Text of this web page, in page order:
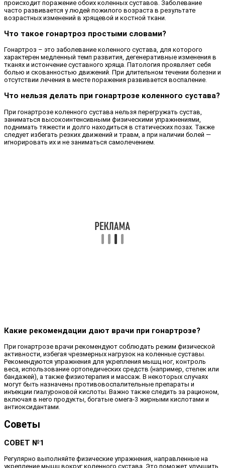
происходит поражение обоих коленных суставов. Заболевание
часто развивается у людей пожилого возраста в результате
возрастных изменений в хрящевой и костной ткани.
Что такое гонартроз простыми словами?
Гонартроз – это заболевание коленного сустава, для которого
характерен медленный темп развития, дегенеративные изменения в
тканях и истончение суставного хряща. Патология проявляет себя
болью и скованностью движений. При длительном течении болезни и
отсутствии лечения в месте поражения развивается воспаление.
Что нельзя делать при гонартрозе коленного сустава?
При гонартрозе коленного сустава нельзя перегружать сустав,
заниматься высокоинтенсивными физическими упражнениями,
поднимать тяжести и долго находиться в статических позах. Также
следует избегать резких движений и травм, а при наличии болей —
игнорировать их и не заниматься самолечением.
Какие рекомендации дают врачи при гонартрозе?
При гонартрозе врачи рекомендуют соблюдать режим физической
активности, избегая чрезмерных нагрузок на коленные суставы.
Рекомендуются упражнения для укрепления мышц ног, контроль
веса, использование ортопедических средств (например, стелек или
бандажей), а также физиотерапия и массаж. В некоторых случаях
могут быть назначены противовоспалительные препараты и
инъекции гиалуроновой кислоты. Важно также следить за рационом,
включая в него продукты, богатые омега-3 жирными кислотами и
антиоксидантами.
Советы
СОВЕТ №1
Регулярно выполняйте физические упражнения, направленные на
укрепление мышц вокруг коленного сустава. Это поможет улучшить